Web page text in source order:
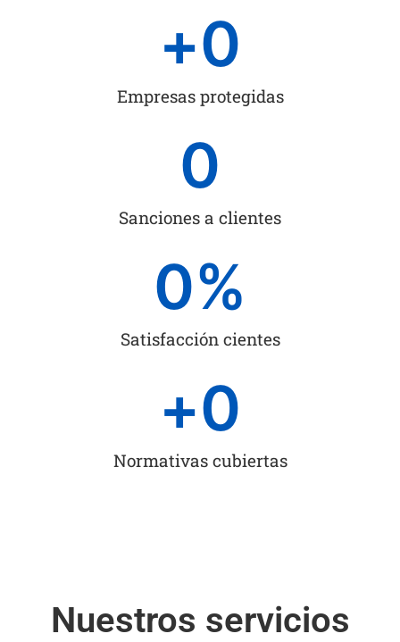
Empresas protegidas
+0
Sanciones a clientes
0
Satisfacción cientes
0%
Normativas cubiertas
+0
Nuestros servicios